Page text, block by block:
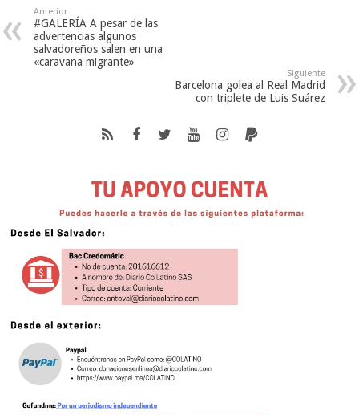
Anterior
#GALERÍA A pesar de las
advertencias algunos
salvadoreños salen en una
«caravana migrante»
Siguiente
Barcelona golea al Real Madrid
con triplete de Luis Suárez